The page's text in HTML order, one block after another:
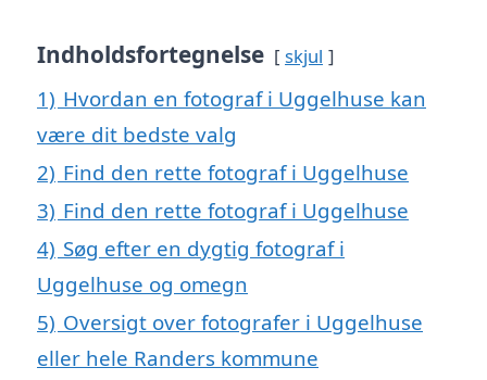
Indholdsfortegnelse skjul
1) Hvordan en fotograf i Uggelhuse kan
være dit bedste valg
2) Find den rette fotograf i Uggelhuse
3) Find den rette fotograf i Uggelhuse
4) Søg efter en dygtig fotograf i
Uggelhuse og omegn
5) Oversigt over fotografer i Uggelhuse
eller hele Randers kommune